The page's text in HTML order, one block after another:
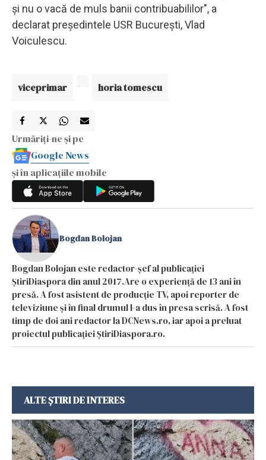
şi nu o vacă de muls banii contribuabililor", a
declarat preşedintele USR Bucureşti, Vlad
Voiculescu.
viceprimar horia tomescu
Urmăriți-ne și pe
Google News
și în aplicațiile mobile
Bogdan Bolojan
Bogdan Bolojan este redactor-șef al publicației
ȘtiriDiaspora din anul 2017.Are o experiență de 13 ani în
presă. A fost asistent de producție TV, apoi reporter de
televiziune și în final drumul l-a dus în presa scrisă. A fost
timp de doi ani redactor la DCNews.ro, iar apoi a preluat
proiectul publicației ȘtiriDiaspora.ro.
ALTE ȘTIRI DE INTERES